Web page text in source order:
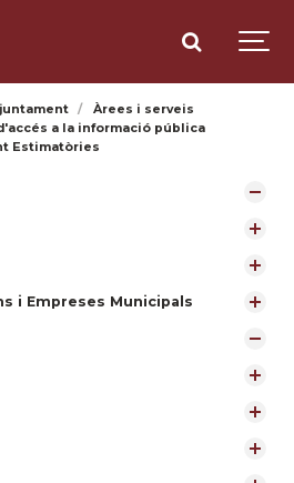
Àrees i serveis
a la informació pública
Estimatòries
i Empreses Municipals